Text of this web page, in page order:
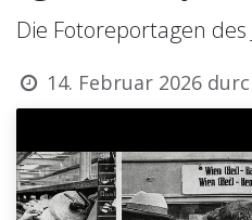
Die Fotoreportagen des
14. Februar 2026